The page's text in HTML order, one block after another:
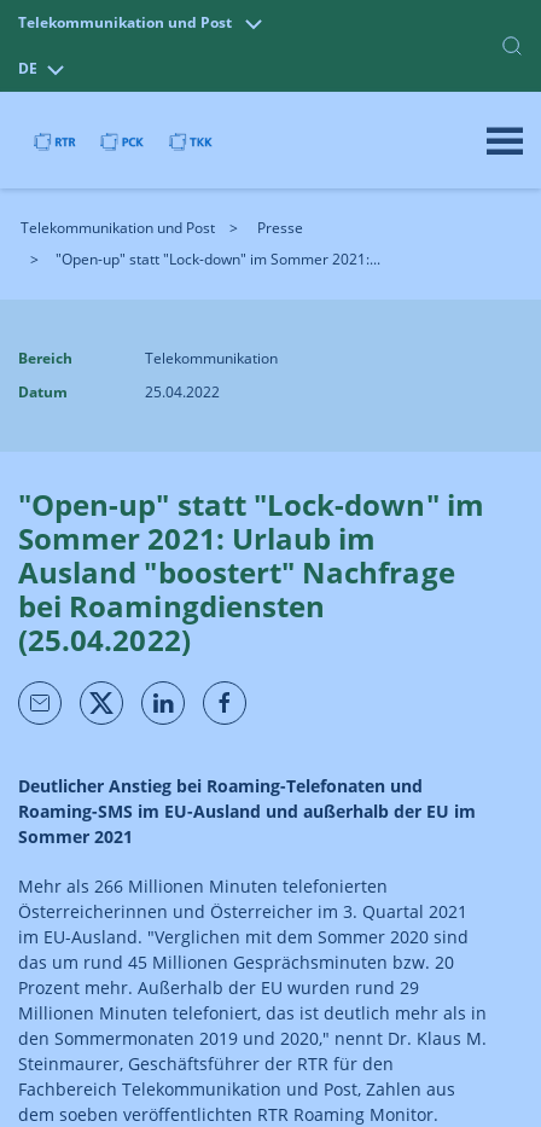
Telekommunikation und Post
DE
Telekommunikation und Post
Presse
"Open-up" statt "Lock-down" im Sommer 2021:...
Bereich
Telekommunikation
Datum
25.04.2022
"Open-up" statt "Lock-down" im
Sommer 2021: Urlaub im
Ausland "boostert" Nachfrage
bei Roaming­diensten
(25.04.2022)
Deutlicher Anstieg bei Roaming-Telefonaten und
Roaming-SMS im EU-Ausland und außerhalb der EU im
Sommer 2021
Mehr als 266 Millionen Minuten telefonierten
Österreicherinnen und Österreicher im 3. Quartal 2021
im EU-Ausland. "Verglichen mit dem Sommer 2020 sind
das um rund 45 Millionen Gesprächsminuten bzw. 20
Prozent mehr. Außerhalb der EU wurden rund 29
Millionen Minuten telefoniert, das ist deutlich mehr als in
den Sommermonaten 2019 und 2020," nennt Dr. Klaus M.
Steinmaurer, Geschäftsführer der RTR für den
Fachbereich Telekommunikation und Post, Zahlen aus
dem soeben veröffentlichten RTR Roaming Monitor.